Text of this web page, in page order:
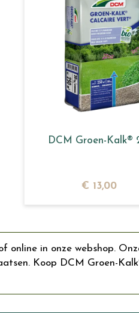
DCM Groen-Kalk®
€ 13,00
in onze webshop.
Koop DCM Groen-